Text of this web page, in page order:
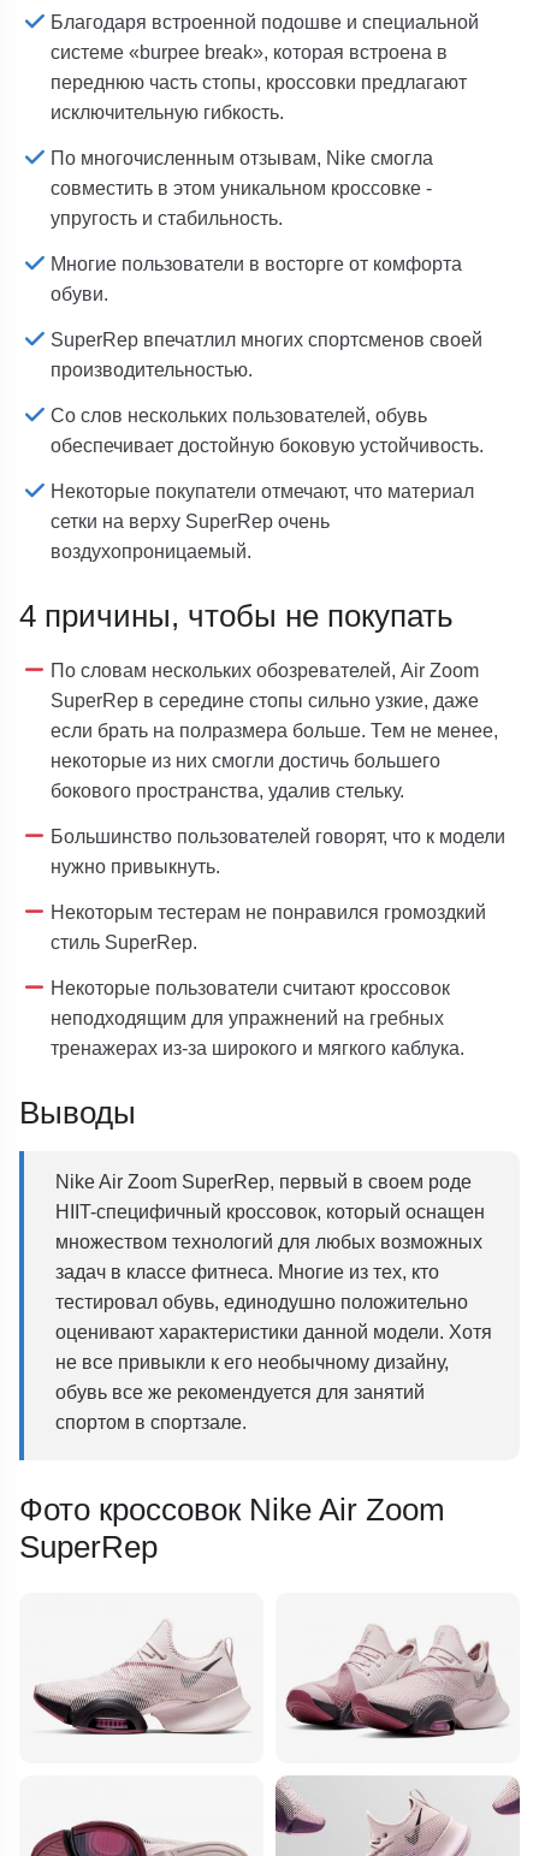
Благодаря встроенной подошве и специальной
системе «burpee break», которая встроена в
переднюю часть стопы, кроссовки предлагают
исключительную гибкость.
По многочисленным отзывам, Nike смогла
совместить в этом уникальном кроссовке -
упругость и стабильность.
Многие пользователи в восторге от комфорта
обуви.
SuperRep впечатлил многих спортсменов своей
производительностью.
Со слов нескольких пользователей, обувь
обеспечивает достойную боковую устойчивость.
Некоторые покупатели отмечают, что материал
сетки на верху SuperRep очень
воздухопроницаемый.
4 причины, чтобы не покупать
По словам нескольких обозревателей, Air Zoom
SuperRep в середине стопы сильно узкие, даже
если брать на полразмера больше. Тем не менее,
некоторые из них смогли достичь большего
бокового пространства, удалив стельку.
Большинство пользователей говорят, что к модели
нужно привыкнуть.
Некоторым тестерам не понравился громоздкий
стиль SuperRep.
Некоторые пользователи считают кроссовок
неподходящим для упражнений на гребных
тренажерах из-за широкого и мягкого каблука.
Выводы
Nike Air Zoom SuperRep, первый в своем роде
HIIT-специфичный кроссовок, который оснащен
множеством технологий для любых возможных
задач в классе фитнеса. Многие из тех, кто
тестировал обувь, единодушно положительно
оценивают характеристики данной модели. Хотя
не все привыкли к его необычному дизайну,
обувь все же рекомендуется для занятий
спортом в спортзале.
Фото кроссовок Nike Air Zoom
SuperRep